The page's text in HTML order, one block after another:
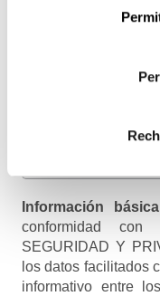
Información
conformidad
SEGURIDAD Y
los datos facilitados
informativo entre